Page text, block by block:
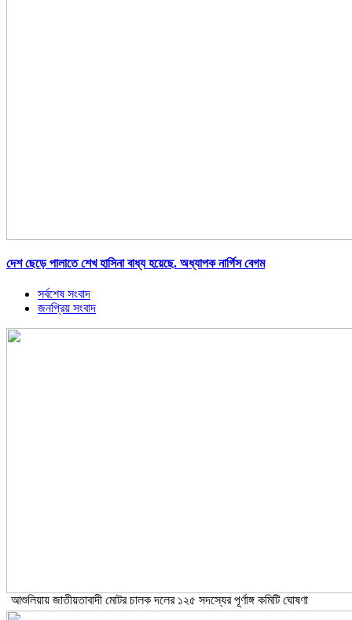
দেশ ছেড়ে পালাতে শেখ হাসিনা বাধ্য হয়েছে. অধ্যাপক নার্গিস বেগম
সর্বশেষ সংবাদ
জনপ্রিয় সংবাদ
আশুলিয়ায় জাতীয়তাবাদী মোটর চালক দলের ১২৫ সদস্যের পূর্ণাঙ্গ কমিটি ঘোষণা